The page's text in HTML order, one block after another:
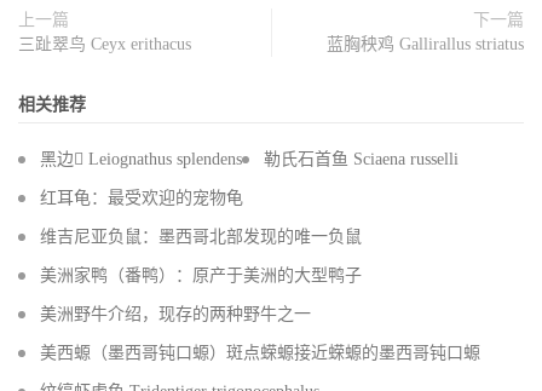
上一篇
三趾翠鸟 Ceyx erithacus
下一篇
蓝胸秧鸡 Gallirallus striatus
相关推荐
黑边 Leiognathus splendens 勒氏石首鱼 Sciaena russelli
红耳龟：最受欢迎的宠物龟
维吉尼亚负鼠：墨西哥北部发现的唯一负鼠
美洲家鸭（番鸭）：原产于美洲的大型鸭子
美洲野牛介绍，现存的两种野牛之一
美西螈（墨西哥钝口螈）斑点蝾螈接近蝾螈的墨西哥钝口螈